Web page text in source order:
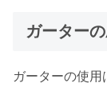
ガーター
ガーターの使用